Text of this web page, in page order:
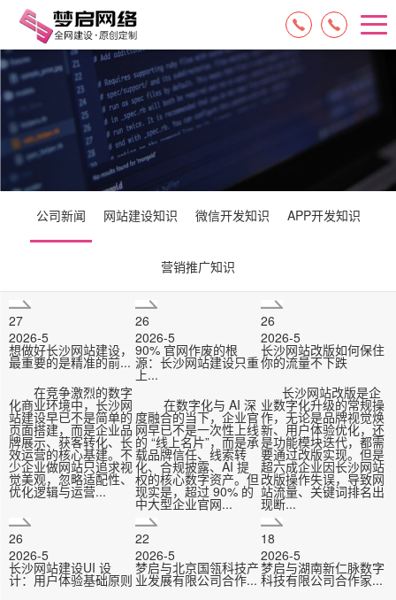
15084717329
公司新闻 网站建设知识 微信开发知识 APP开发知识
营销推广知识
27
2026-5
想做好长沙网站建设，
最重要的是精准的前...
在竞争激烈的数字
化商业环境中，长沙网
站建设早已不是简单的
页面搭建，而是企业品
牌展示、获客转化、长
效运营的核心基建。不
少企业做网站只追求视
觉美观，忽略适配性、
优化逻辑与运营...
26
2026-5
90% 官网作废的根
源：长沙网站建设只重
上...
在数字化与 AI 深
度融合的当下，企业官
网早已不是一次性上线
的 “线上名片”，而是承
载品牌信任、线索转
化、合规披露、AI 提
权的核心数字资产。但
现实是，超过 90% 的
中大型企业官网...
26
2026-5
长沙网站改版如何保住
你的流量不下跌
长沙网站改版是企
业数字化升级的常规操
作，无论是品牌视觉焕
新、用户体验优化，还
是功能模块迭代，都需
要通过改版实现。但是
超六成企业因长沙网站
改版操作失误，导致网
站流量、关键词排名出
现断...
26
2026-5
长沙网站建设UI 设
计：用户体验基础原则
22
2026-5
梦启与北京国瓴科技产
业发展有限公司合作...
18
2026-5
梦启与湖南新仁脉数字
科技有限公司合作家...